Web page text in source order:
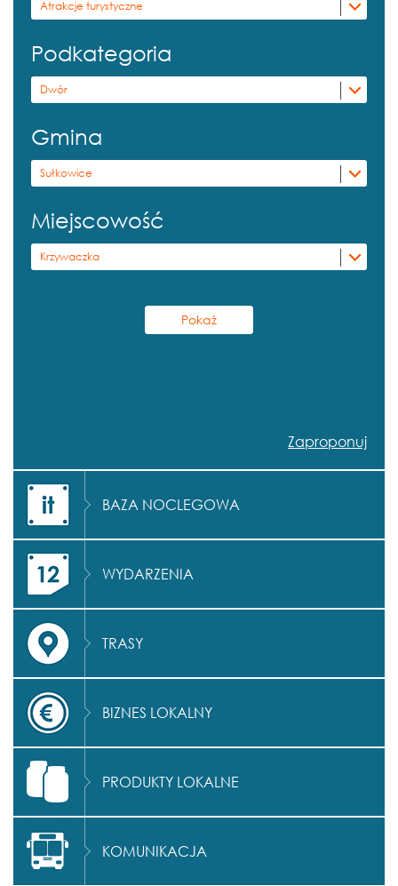
Atrakcje turystyczne
Podkategoria
Dwór
Gmina
Sułkowice
Miejscowość
Krzywaczka
Zaproponuj
BAZA NOCLEGOWA
WYDARZENIA
TRASY
BIZNES LOKALNY
PRODUKTY LOKALNE
KOMUNIKACJA